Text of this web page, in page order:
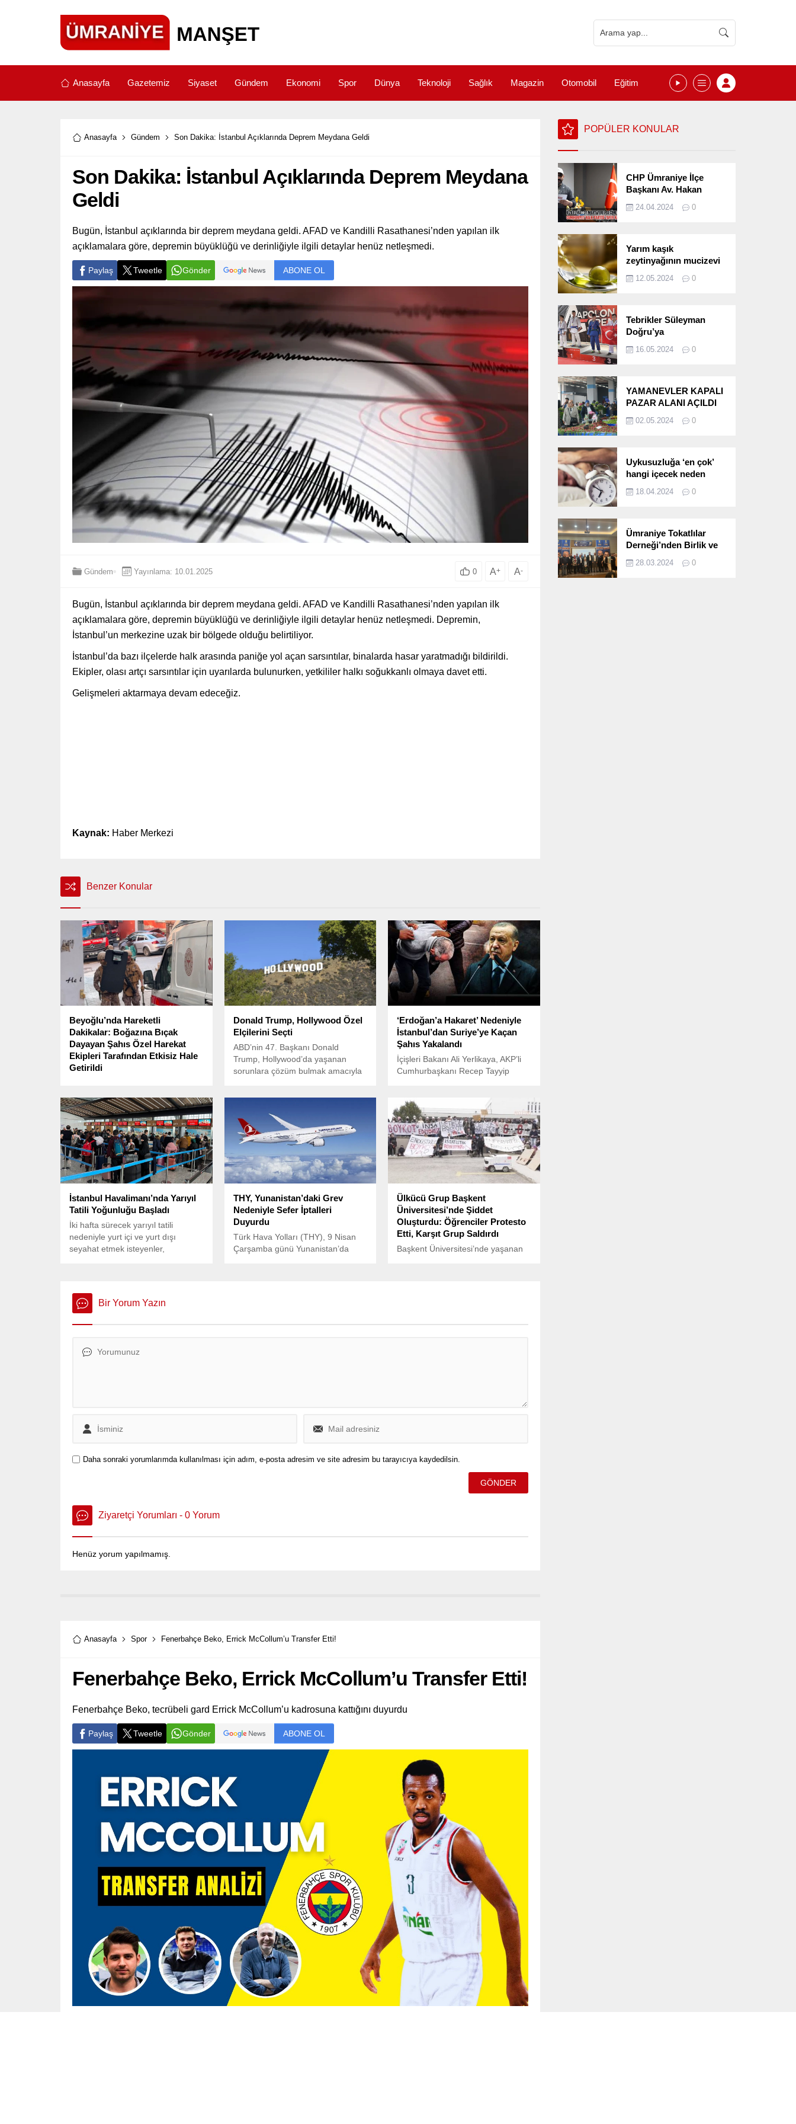
Anasayfa Gazetemiz Siyaset Gündem Ekonomi Spor Dünya Teknoloji Sağlık Magazin Otomobil Eğitim
Anasayfa Gündem Son Dakika: İstanbul Açıklarında Deprem Meydana Geldi
Son Dakika: İstanbul Açıklarında Deprem Meydana
Geldi
Bugün, İstanbul açıklarında bir deprem meydana geldi. AFAD ve Kandilli Rasathanesi’nden yapılan ilk
açıklamalara göre, depremin büyüklüğü ve derinliğiyle ilgili detaylar henüz netleşmedi.
Paylaş Tweetle Gönder ABONE OL
Gündem Yayınlama: 10.01.2025 0 A+ A-
Bugün, İstanbul açıklarında bir deprem meydana geldi. AFAD ve Kandilli Rasathanesi’nden yapılan ilk
açıklamalara göre, depremin büyüklüğü ve derinliğiyle ilgili detaylar henüz netleşmedi. Depremin,
İstanbul’un merkezine uzak bir bölgede olduğu belirtiliyor.
İstanbul’da bazı ilçelerde halk arasında paniğe yol açan sarsıntılar, binalarda hasar yaratmadığı bildirildi.
Ekipler, olası artçı sarsıntılar için uyarılarda bulunurken, yetkililer halkı soğukkanlı olmaya davet etti.
Gelişmeleri aktarmaya devam edeceğiz.
Kaynak: Haber Merkezi
Benzer Konular
Beyoğlu’nda Hareketli
Dakikalar: Boğazına Bıçak
Dayayan Şahıs Özel Harekat
Ekipleri Tarafından Etkisiz Hale
Getirildi
sıralarında yaşanan olay, çevre
sakinlerini korku içinde bıraktı.
Donald Trump, Hollywood Özel
Elçilerini Seçti
ABD’nin 47. Başkanı Donald
Trump, Hollywood’da yaşanan
sorunlara çözüm bulmak amacıyla
‘Erdoğan’a Hakaret’ Nedeniyle
İstanbul’dan Suriye’ye Kaçan
Şahıs Yakalandı
İçişleri Bakanı Ali Yerlikaya, AKP’li
Cumhurbaşkanı Recep Tayyip
yakalanarak gözaltına alındığını
duyurdu.
İstanbul Havalimanı’nda Yarıyıl
Tatili Yoğunluğu Başladı
İki hafta sürecek yarıyıl tatili
nedeniyle yurt içi ve yurt dışı
seyahat etmek isteyenler,
THY, Yunanistan’daki Grev
Nedeniyle Sefer İptalleri
Duyurdu
Türk Hava Yolları (THY), 9 Nisan
Çarşamba günü Yunanistan’da
Ülkücü Grup Başkent
Üniversitesi’nde Şiddet
Oluşturdu: Öğrenciler Protesto
Etti, Karşıt Grup Saldırdı
Başkent Üniversitesi’nde yaşanan
Bir Yorum Yazın
Daha sonraki yorumlarımda kullanılması için adım, e-posta adresim ve site adresim bu tarayıcıya kaydedilsin.
Ziyaretçi Yorumları - 0 Yorum
Henüz yorum yapılmamış.
Anasayfa Spor Fenerbahçe Beko, Errick McCollum’u Transfer Etti!
Fenerbahçe Beko, Errick McCollum’u Transfer Etti!
Fenerbahçe Beko, tecrübeli gard Errick McCollum’u kadrosuna kattığını duyurdu
Paylaş Tweetle Gönder ABONE OL
POPÜLER KONULAR
CHP Ümraniye İlçe
Başkanı Av. Hakan
Seçimlerini
24.04.2024 0
Yarım kaşık
zeytinyağının mucizevi
12.05.2024 0
Tebrikler Süleyman
Doğru’ya
16.05.2024 0
YAMANEVLER KAPALI
PAZAR ALANI AÇILDI
02.05.2024 0
Uykusuzluğa ‘en çok’
hangi içecek neden
18.04.2024 0
Ümraniye Tokatlılar
Derneği’nden Birlik ve
Programı
28.03.2024 0